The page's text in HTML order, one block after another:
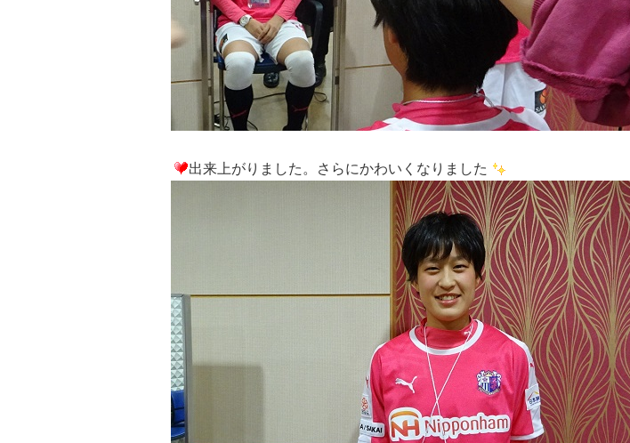
出来上がりました。さらにかわいくなりました